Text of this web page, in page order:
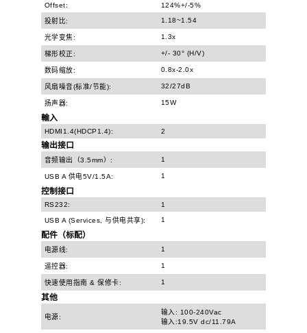
Offset:
124%+/-5%
投射比: 1.18~1.54
光学变焦: 1.3x
梯形校正: +/- 30° (H/V)
数码缩放: 0.8x-2.0x
风扇噪音(标准/节能): 32/27dB
扬声器: 15W
輸入
HDMI1.4(HDCP1.4): 2
输出接口
音频输出（3.5mm）: 1
USB A 供电5V/1.5A: 1
控制接口
RS232: 1
USB A (Services, 与供电共享): 1
配件（标配）
电源线: 1
遥控器: 1
快速使用指南 & 保修卡: 1
其他
电源:
输入: 100-240Vac
输入:19.5V dc/11.79A